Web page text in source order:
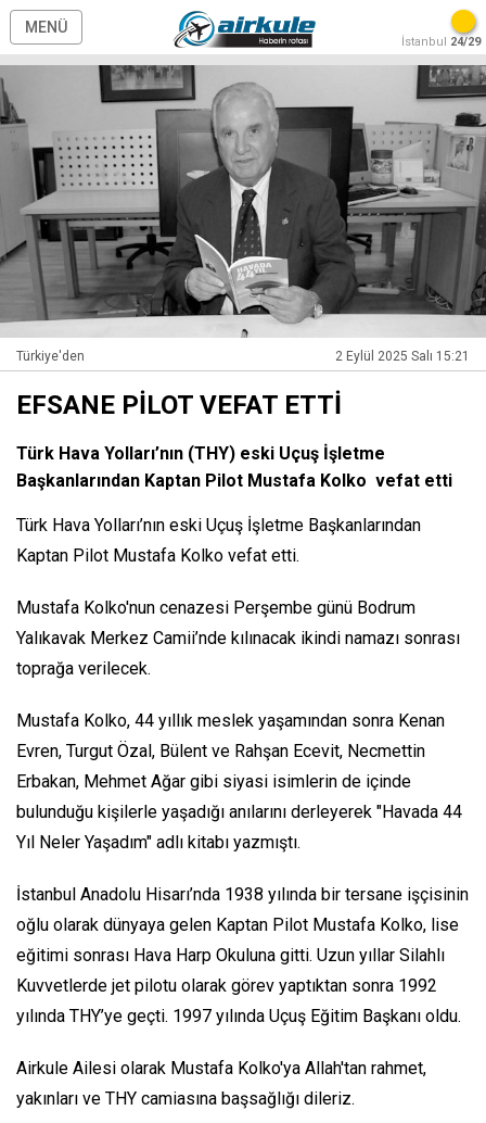
MENÜ
İstanbul 24/29
Türkiye'den 2 Eylül 2025 Salı 15:21
EFSANE PİLOT VEFAT ETTİ
Türk Hava Yolları’nın (THY) eski Uçuş İşletme
Başkanlarından Kaptan Pilot Mustafa Kolko vefat etti
Türk Hava Yolları’nın eski Uçuş İşletme Başkanlarından
Kaptan Pilot Mustafa Kolko vefat etti.
Mustafa Kolko'nun cenazesi Perşembe günü Bodrum
Yalıkavak Merkez Camii’nde kılınacak ikindi namazı sonrası
toprağa verilecek.
Mustafa Kolko, 44 yıllık meslek yaşamından sonra Kenan
Evren, Turgut Özal, Bülent ve Rahşan Ecevit, Necmettin
Erbakan, Mehmet Ağar gibi siyasi isimlerin de içinde
bulunduğu kişilerle yaşadığı anılarını derleyerek "Havada 44
Yıl Neler Yaşadım" adlı kitabı yazmıştı.
İstanbul Anadolu Hisarı’nda 1938 yılında bir tersane işçisinin
oğlu olarak dünyaya gelen Kaptan Pilot Mustafa Kolko, lise
eğitimi sonrası Hava Harp Okuluna gitti. Uzun yıllar Silahlı
Kuvvetlerde jet pilotu olarak görev yaptıktan sonra 1992
yılında THY’ye geçti. 1997 yılında Uçuş Eğitim Başkanı oldu.
Airkule Ailesi olarak Mustafa Kolko'ya Allah'tan rahmet,
yakınları ve THY camiasına başsağlığı dileriz.